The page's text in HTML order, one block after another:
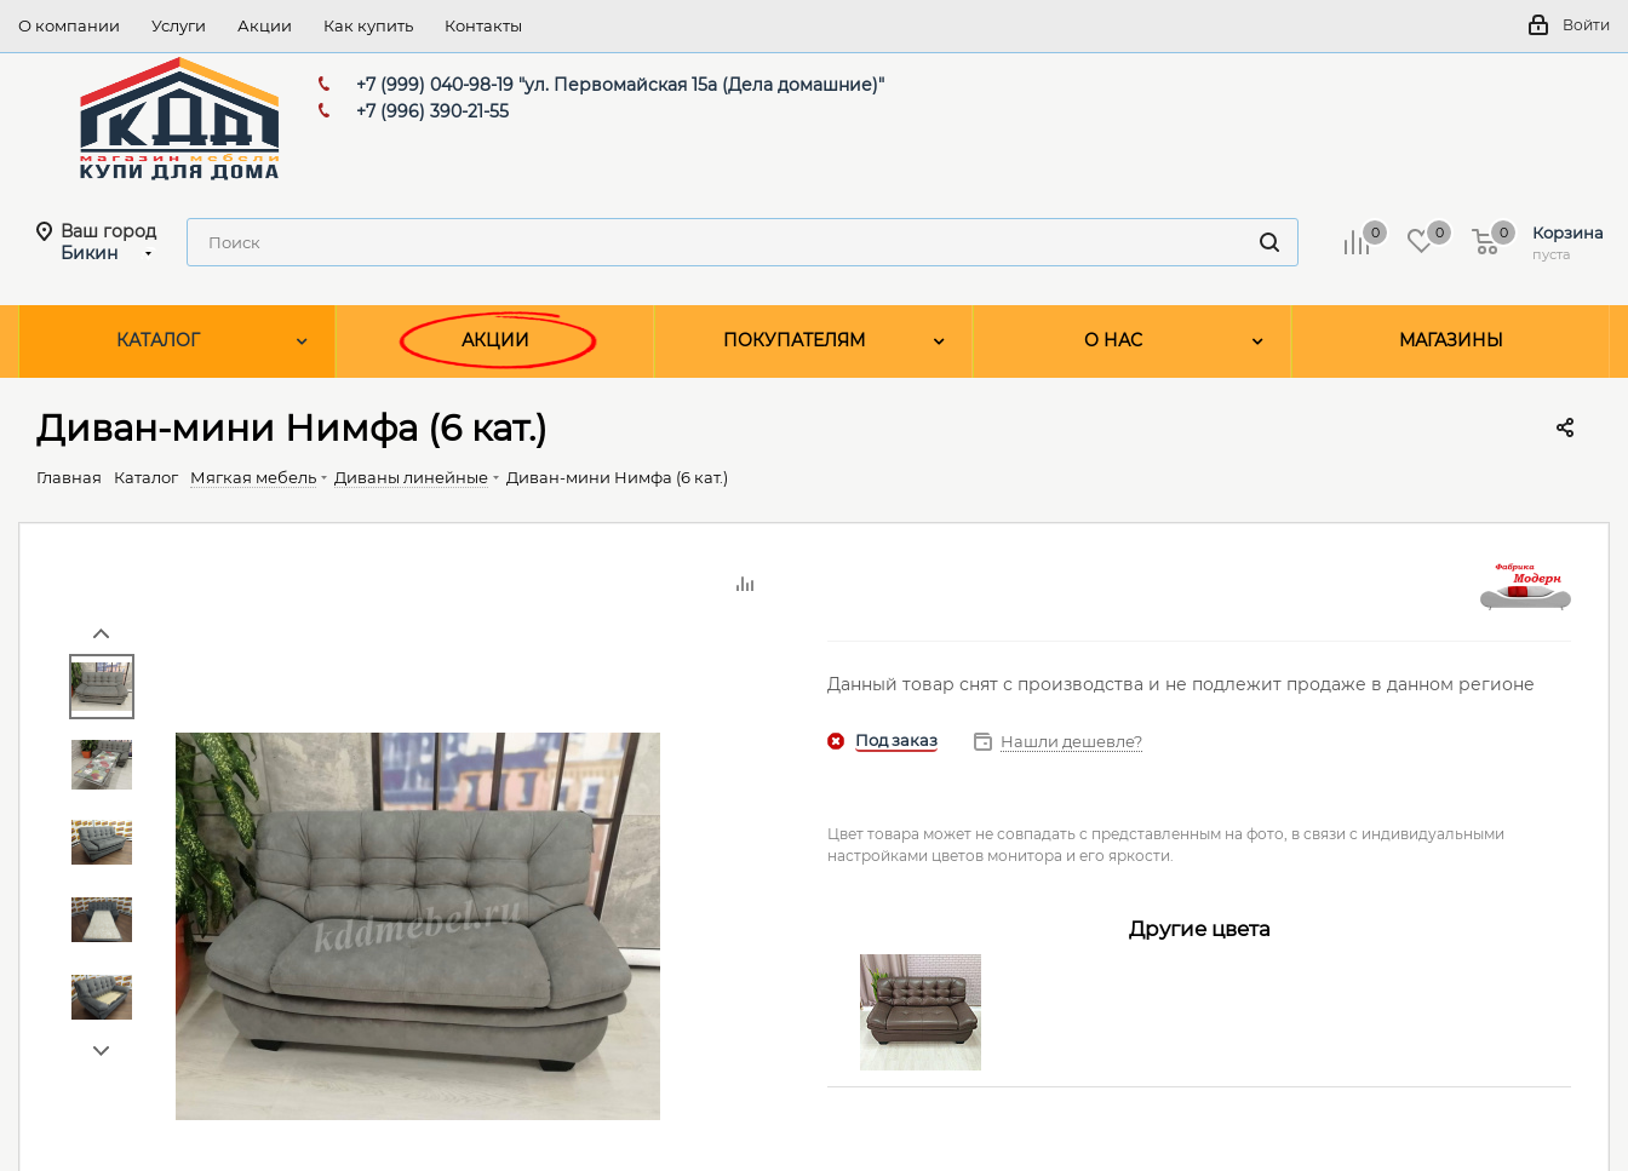
О компании Услуги Акции Как купить Контакты Войти
+7 (999) 040-98-19 "ул. Первомайская 15а (Дела домашние)"
+7 (996) 390-21-55
Ваш город
Бикин
0 0 Корзина
пуста
0
КАТАЛОГ АКЦИИ ПОКУПАТЕЛЯМ О НАС МАГАЗИНЫ
Диван-мини Нимфа (6 кат.)
Главная Каталог Мягкая мебель Диваны линейные Диван-мини Нимфа (6 кат.)
Данный товар снят с производства и не подлежит продаже в данном регионе
Нашли дешевле?
Цвет товара может не совпадать с представленным на фото, в связи с индивидуальными
настройками цветов монитора и его яркости.
Другие цвета